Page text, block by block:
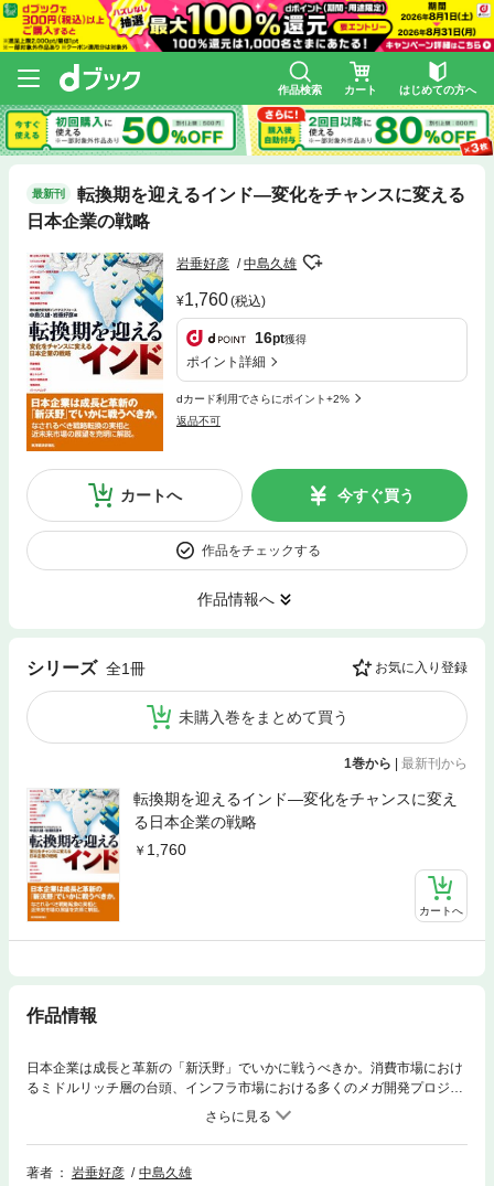
作品検索 カート はじめての方へ
最新刊
転換期を迎えるインド―変化をチャンスに変える
日本企業の戦略
岩垂好彦 中島久雄
1,760(税込)
16pt獲得
ポイント詳細
dカード利用でさらにポイント+2%
返品不可
カートへ 今すぐ買う
作品をチェックする
作品情報へ
シリーズ 全1冊 お気に入り登録
未購入巻をまとめて買う
1巻から | 最新刊から
転換期を迎えるインド―変化をチャンスに変え
る日本企業の戦略
1,760
カートへ
作品情報
日本企業は成長と革新の「新沃野」でいかに戦うべきか。消費市場におけ
るミドルリッチ層の台頭、インフラ市場における多くのメガ開発プロジェ
クトなどの明るい材料を持つインド市場は２０２５年には人口で中国をも
しのぐと言われ、リーマンショックをも耐え高成長を続けてきた。さら
に、製造業の本格的な育成、小売業の外資開放、教育の質の向上、国民の
健康福祉の充実などが、今後の成長・発展の基礎固めが急務となっている
著者 岩垂好彦
中島久雄